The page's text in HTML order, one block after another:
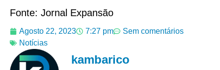
Fonte: Jornal Expansão
Agosto 22, 2023 7:27 pm
Sem comentários
Notícias
kambarico